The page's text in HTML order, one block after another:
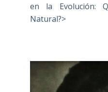
en la Evolución:
Natural?>